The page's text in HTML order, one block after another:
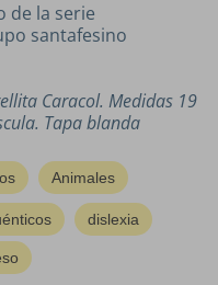
de la serie
santafesino
Caracol. Medidas 19
Tapa blanda
Animales
dislexia